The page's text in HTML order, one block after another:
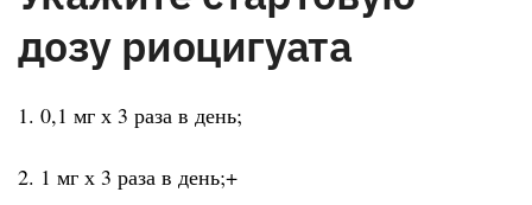
дозу риоцигуата
1. 0,1 мг х 3 раза в день;
2. 1 мг х 3 раза в день;+